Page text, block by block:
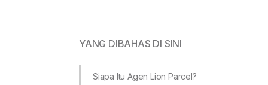
YANG DIBAHAS DI SINI
Siapa Itu Agen Lion Parcel?